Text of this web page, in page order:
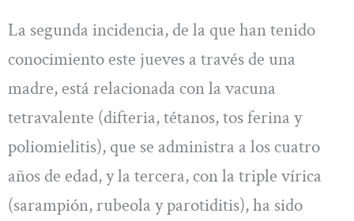
La segunda incidencia, de la que han tenido
conocimiento este jueves a través de una
madre, está relacionada con la vacuna
tetravalente (difteria, tétanos, tos ferina y
poliomielitis), que se administra a los cuatro
años de edad, y la tercera, con la triple vírica
(sarampión, rubeola y parotiditis), ha sido